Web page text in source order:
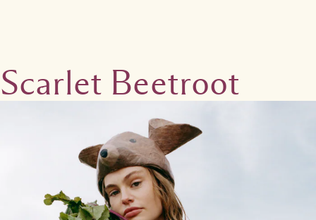
Scarlet Beetroot